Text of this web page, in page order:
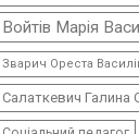
Войтів Марія
Зварич Ореста
Салаткевич Галина